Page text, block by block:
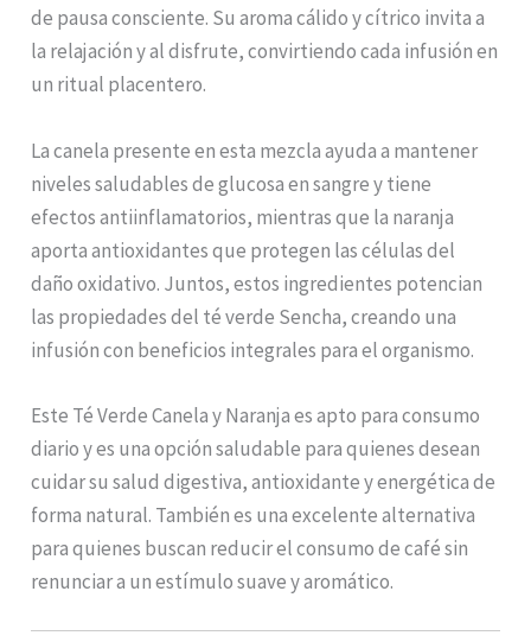
de pausa consciente. Su aroma cálido y cítrico invita a
la relajación y al disfrute, convirtiendo cada infusión en
un ritual placentero.
La canela presente en esta mezcla ayuda a mantener
niveles saludables de glucosa en sangre y tiene
efectos antiinflamatorios, mientras que la naranja
aporta antioxidantes que protegen las células del
daño oxidativo. Juntos, estos ingredientes potencian
las propiedades del té verde Sencha, creando una
infusión con beneficios integrales para el organismo.
Este Té Verde Canela y Naranja es apto para consumo
diario y es una opción saludable para quienes desean
cuidar su salud digestiva, antioxidante y energética de
forma natural. También es una excelente alternativa
para quienes buscan reducir el consumo de café sin
renunciar a un estímulo suave y aromático.